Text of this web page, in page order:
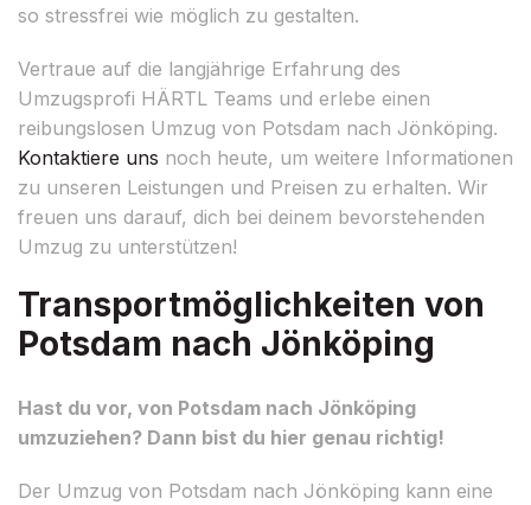
so stressfrei wie möglich zu gestalten.
Vertraue auf die langjährige Erfahrung des
Umzugsprofi HÄRTL Teams und erlebe einen
reibungslosen Umzug von Potsdam nach Jönköping.
Kontaktiere uns noch heute, um weitere Informationen
zu unseren Leistungen und Preisen zu erhalten. Wir
freuen uns darauf, dich bei deinem bevorstehenden
Umzug zu unterstützen!
Transportmöglichkeiten von
Potsdam nach Jönköping
Hast du vor, von Potsdam nach Jönköping
umzuziehen? Dann bist du hier genau richtig!
Der Umzug von Potsdam nach Jönköping kann eine